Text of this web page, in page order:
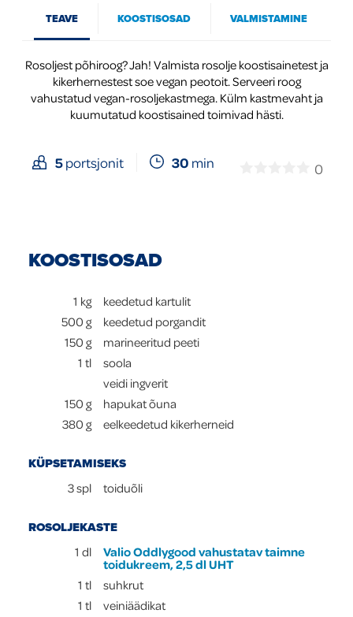
Global
TEAVE KOOSTISOSAD VALMISTAMINE
Rosoljest põhiroog? Jah! Valmista rosolje koostisainetest ja
kikerhernestest soe vegan peotoit. Serveeri roog
vahustatud vegan-rosoljekastmega. Külm kastmevaht ja
kuumutatud koostisained toimivad hästi.
5portsjonit 30 min 0
KOOSTISOSAD
1 kg
keedetud kartulit
500 g
keedetud porgandit
150 g
marineeritud peeti
1 tl
soola
veidi ingverit
150 g
hapukat õuna
380 g eelkeedetud kikerherneid
KÜPSETAMISEKS
3spl toiduõli
ROSOLJEKASTE
1 dl
Valio Oddlygood vahustatav taimne
toidukreem, 2,5 dl UHT
1 tl
suhkrut
1 tl
veiniäädikat